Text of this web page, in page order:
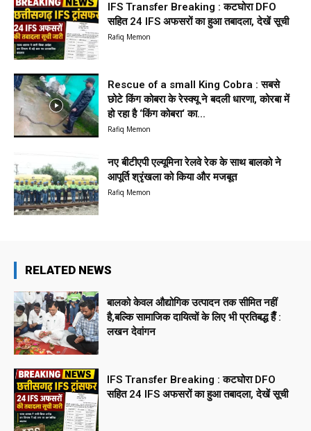
IFS Transfer Breaking : कटघोरा DFO
सहित 24 IFS अफसरों का हुआ तबादला, देखें सूची
Rafiq Memon
Rescue of a small King Cobra : सबसे
छोटे किंग कोबरा के रेस्क्यू ने बदली धारणा, कोरबा में
हो रहा है ‘किंग कोबरा‘ का...
Rafiq Memon
नए बीटीएपी एल्यूमिना रेलवे रेक के साथ बालको ने
आपूर्ति श्रृंखला को किया और मजबूत
Rafiq Memon
RELATED NEWS
बालको केवल औद्योगिक उत्पादन तक सीमित नहीं
है,बल्कि सामाजिक दायित्वों के लिए भी प्रतिबद्ध हैँ :
लखन देवांगन
IFS Transfer Breaking : कटघोरा DFO
सहित 24 IFS अफसरों का हुआ तबादला, देखें सूची